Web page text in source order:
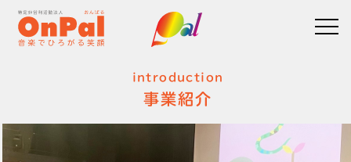
introduction
事業紹介